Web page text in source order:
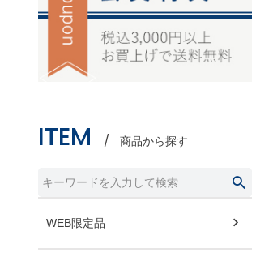
ITEM 商品から探す
WEB限定品